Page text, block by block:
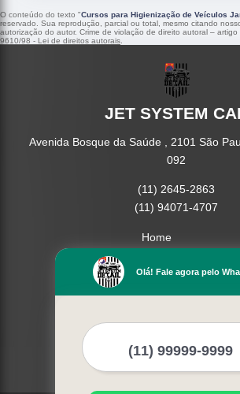
O conteúdo do texto "Cursos para Higienização de Veículos
reservado. Sua reprodução, parcial ou total, mesmo citando
autorização do autor. Crime de violação de direito autoral –
9610/98 - Lei de direitos autorais
JET SYSTEM
Avenida Bosque da Saúde , 2101 São
092
(11) 2645-2863
(11) 94071-4707
Home
Missão
Mapa do site
Mais Serviços
Olá! Fale agora pelo